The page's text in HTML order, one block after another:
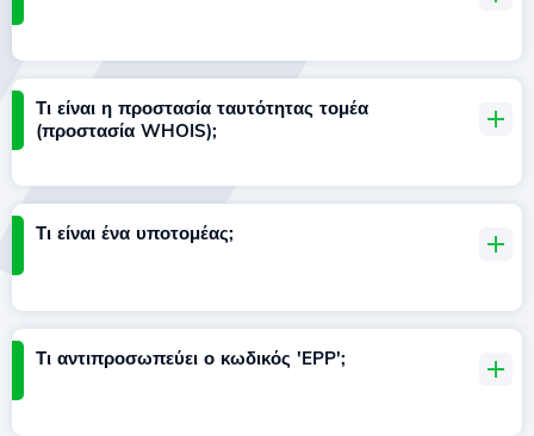
Τι είναι η προστασία ταυτότητας τομέα
(προστασία WHOIS);
Τι είναι ένα υποτομέας;
Τι αντιπροσωπεύει ο κωδικός 'EPP';